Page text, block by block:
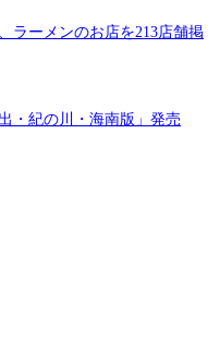
ラーメンのお店を213店舗掲
・紀の川・海南版」発売